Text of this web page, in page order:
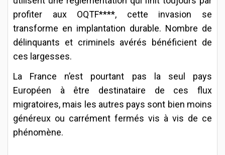
profiter aux OQTF****, cette invasion se
transforme en implantation durable. Nombre de
délinquants et criminels avérés bénéficient de
ces largesses.
La France n’est pourtant pas la seul pays
Européen à être destinataire de ces flux
migratoires, mais les autres pays sont bien moins
généreux ou carrément fermés vis à vis de ce
phénomène.